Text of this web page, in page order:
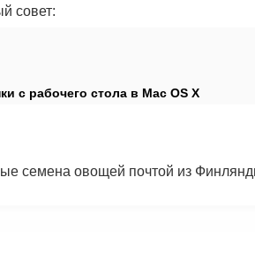
совет:
с рабочего стола в Mac OS X
семена овощей почтой из